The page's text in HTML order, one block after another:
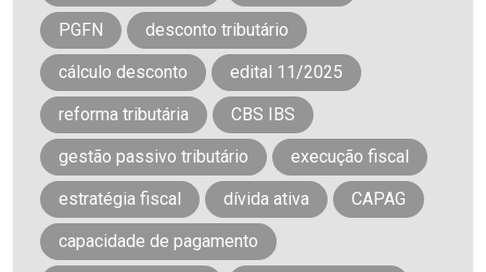
PGFN desconto tributário
cálculo desconto edital 11/2025
reforma tributária CBS IBS
gestão passivo tributário execução fiscal
estratégia fiscal dívida ativa CAPAG
capacidade de pagamento